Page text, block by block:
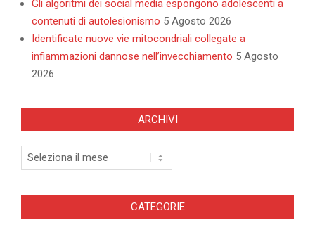
Gli algoritmi dei social media espongono adolescenti a
contenuti di autolesionismo 5 Agosto 2026
Identificate nuove vie mitocondriali collegate a
infiammazioni dannose nell’invecchiamento 5 Agosto
2026
ARCHIVI
Archivi
CATEGORIE